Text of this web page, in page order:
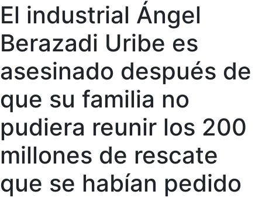
El industrial Ángel
Berazadi Uribe es
asesinado después de
que su familia no
pudiera reunir los 200
millones de rescate
que se habían pedido